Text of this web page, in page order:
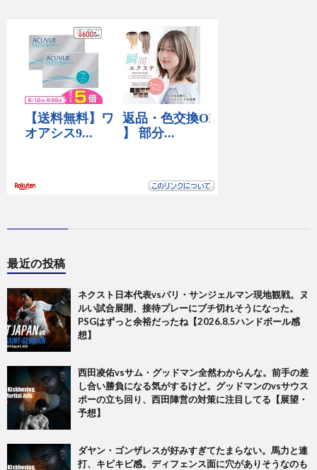
最近の投稿
ネクスト日本代表vsパリ・サンジェルマン現地観戦。ヌ
ルい試合展開、接待プレーにブチ切れそうになった。
PSGはずっと余裕だったね【2026.8.5ハンドボール感
想】
西田凌佑vsサム・グッドマン全然わからんな。前手の差
し合い勝負になる気がするけど。グッドマンのvsサウス
ポーの立ち回り、西田陣営の対策に注目してる【展望・
予想】
ダヤン・ゴンザレスが好みすぎてたまらない。馬力と連
打、キビキビ感。ディフェンス面に穴がありそうなのも